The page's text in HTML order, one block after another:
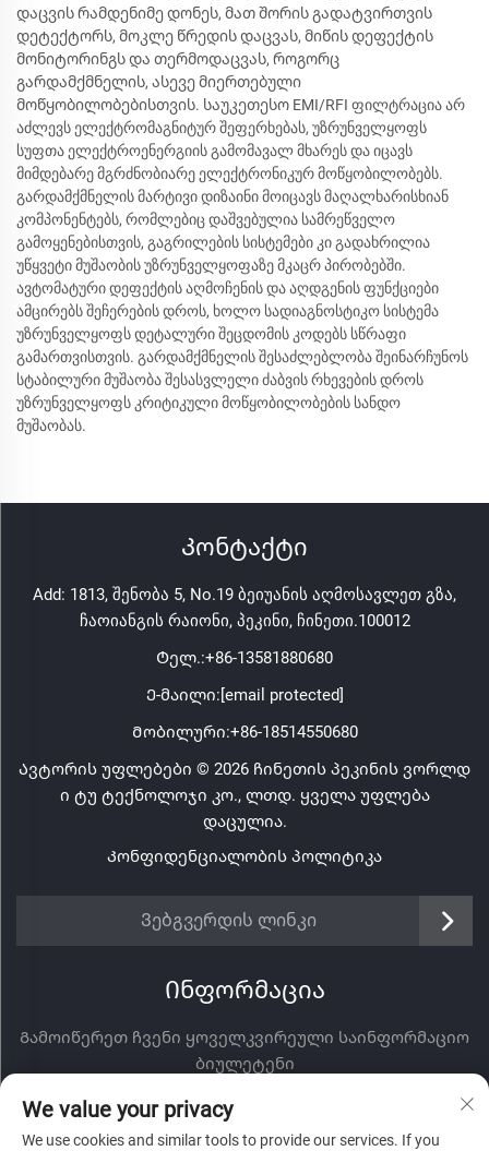
დაცვის რამდენიმე დონეს, მათ შორის გადატვირთვის
დეტექტორს, მოკლე წრედის დაცვას, მიწის დეფექტის
მონიტორინგს და თერმოდაცვას, როგორც
გარდამქმნელის, ასევე მიერთებული
მოწყობილობებისთვის. საუკეთესო EMI/RFI ფილტრაცია არ
აძლევს ელექტრომაგნიტურ შეფერხებას, უზრუნველყოფს
სუფთა ელექტროენერგიის გამომავალ მხარეს და იცავს
მიმდებარე მგრძნობიარე ელექტრონიკურ მოწყობილობებს.
გარდამქმნელის მარტივი დიზაინი მოიცავს მაღალხარისხიან
კომპონენტებს, რომლებიც დაშვებულია სამრეწველო
გამოყენებისთვის, გაგრილების სისტემები კი გადახრილია
უწყვეტი მუშაობის უზრუნველყოფაზე მკაცრ პირობებში.
ავტომატური დეფექტის აღმოჩენის და აღდგენის ფუნქციები
ამცირებს შეჩერების დროს, ხოლო სადიაგნოსტიკო სისტემა
უზრუნველყოფს დეტალური შეცდომის კოდებს სწრაფი
გამართვისთვის. გარდამქმნელის შესაძლებლობა შეინარჩუნოს
სტაბილური მუშაობა შესასვლელი ძაბვის რხევების დროს
უზრუნველყოფს კრიტიკული მოწყობილობების სანდო
მუშაობას.
Კონტაქტი
Add: 1813, შენობა 5, No.19 ბეიუანის აღმოსავლეთ გზა,
ჩაოიანგის რაიონი, პეკინი, ჩინეთი.100012
Ტელ.:+86-13581880680
Ე-მაილი:[email protected]
Მობილური:+86-18514550680
Ავტორის უფლებები © 2026 ჩინეთის პეკინის ვორლდ
ი ტუ ტექნოლოჯი კო., ლთდ. ყველა უფლება
დაცულია.
Კონფიდენციალობის პოლიტიკა
Ვებგვერდის ლინკი
Ინფორმაცია
Გამოიწერეთ ჩვენი ყოველკვირეული საინფორმაციო
ბიულეტენი
We value your privacy
We use cookies and similar tools to provide our services. If you